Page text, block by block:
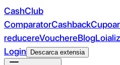
CashClub
ComparatorCashback
reducereVouchereBlog
Login
Descarca extensia